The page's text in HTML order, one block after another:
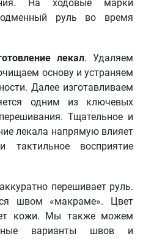
На ходовые марки
руль во время
лекал. Удаляем
основу и устраняем
Далее изготавливаем
одним из ключевых
Тщательное и
лекала напрямую влияет
тактильное восприятие
перешивает руль.
швом «макраме». Цвет
кожи. Мы также можем
варианты швов и